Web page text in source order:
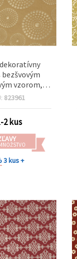
bezšvovým
vzorom,
potlač, 120
dekupáž a
(HP33)
823961
2 kus
3 kus +